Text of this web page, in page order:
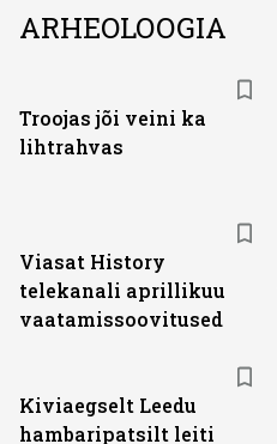
ARHEOLOOGIA
Troojas jõi veini ka
lihtrahvas
Viasat History
telekanali aprillikuu
vaatamissoovitused
Kiviaegselt Leedu
hambaripatsilt leiti